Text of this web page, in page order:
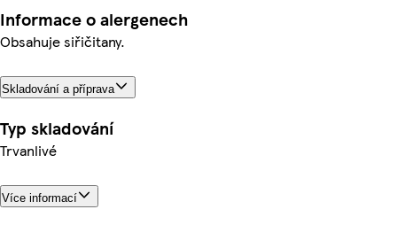
Informace o alergenech
Obsahuje siřičitany.
Skladování a příprava
Typ skladování
Trvanlivé
Více informací